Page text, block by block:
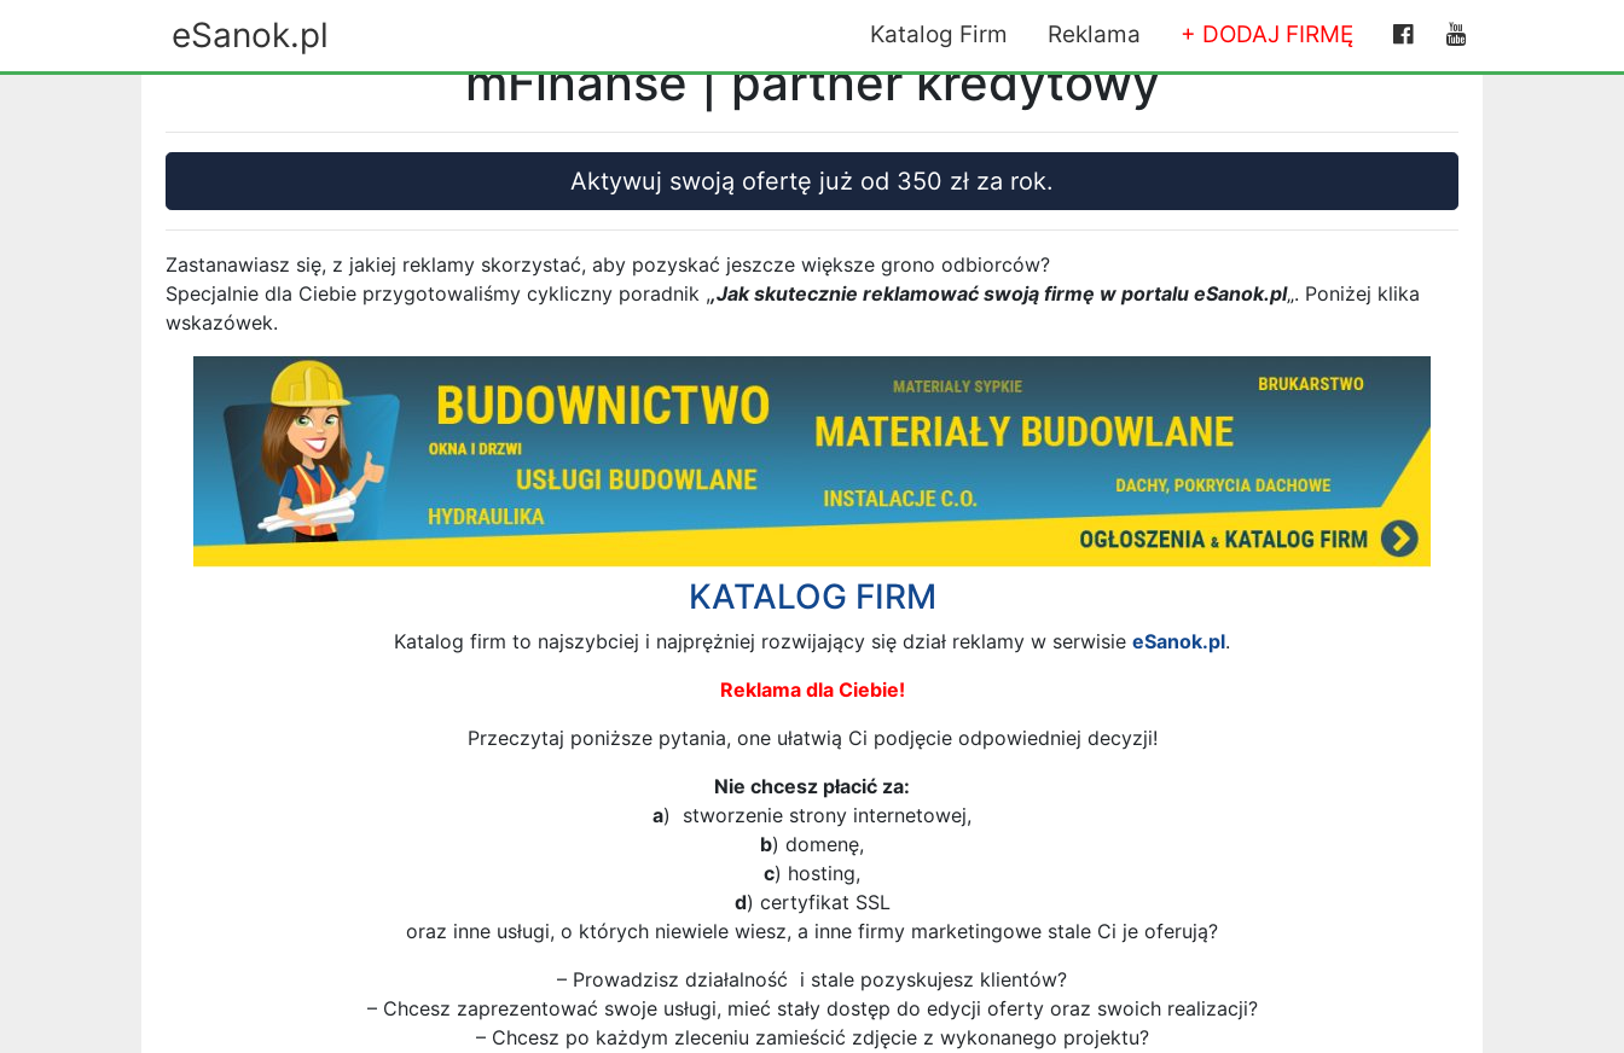
eSanok.pl Katalog Firm Reklama + DODAJ FIRMĘ
mFinanse | partner kredytowy
Aktywuj swoją ofertę już od 350 zł za rok.
Zastanawiasz się, z jakiej reklamy skorzystać, aby pozyskać jeszcze większe grono odbiorców?
Specjalnie dla Ciebie przygotowaliśmy cykliczny poradnik ,,Jak skutecznie reklamować swoją firmę w portalu eSanok.pl„. Poniżej klika
wskazówek.
KATALOG FIRM
Katalog firm to najszybciej i najprężniej rozwijający się dział reklamy w serwisie eSanok.pl.
Reklama dla Ciebie!
Przeczytaj poniższe pytania, one ułatwią Ci podjęcie odpowiedniej decyzji!
Nie chcesz płacić za:
a) stworzenie strony internetowej,
b) domenę,
c) hosting,
d) certyfikat SSL
oraz inne usługi, o których niewiele wiesz, a inne firmy marketingowe stale Ci je oferują?
– Prowadzisz działalność i stale pozyskujesz klientów?
– Chcesz zaprezentować swoje usługi, mieć stały dostęp do edycji oferty oraz swoich realizacji?
– Chcesz po każdym zleceniu zamieścić zdjęcie z wykonanego projektu?